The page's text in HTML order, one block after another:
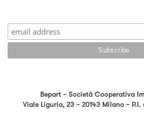
Bepart – Società Cooperativa
Viale Liguria, 23 – 20143 Milano – P.I.